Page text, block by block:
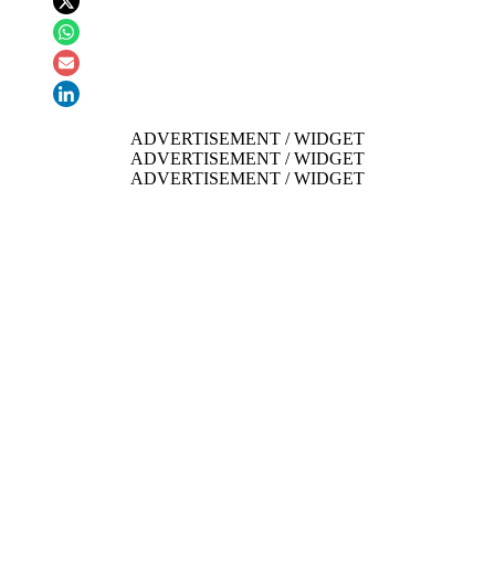
ADVERTISEMENT / WIDGET
ADVERTISEMENT / WIDGET
ADVERTISEMENT / WIDGET